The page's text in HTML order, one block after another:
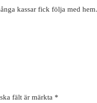
kassar fick följa med
fält är märkta *